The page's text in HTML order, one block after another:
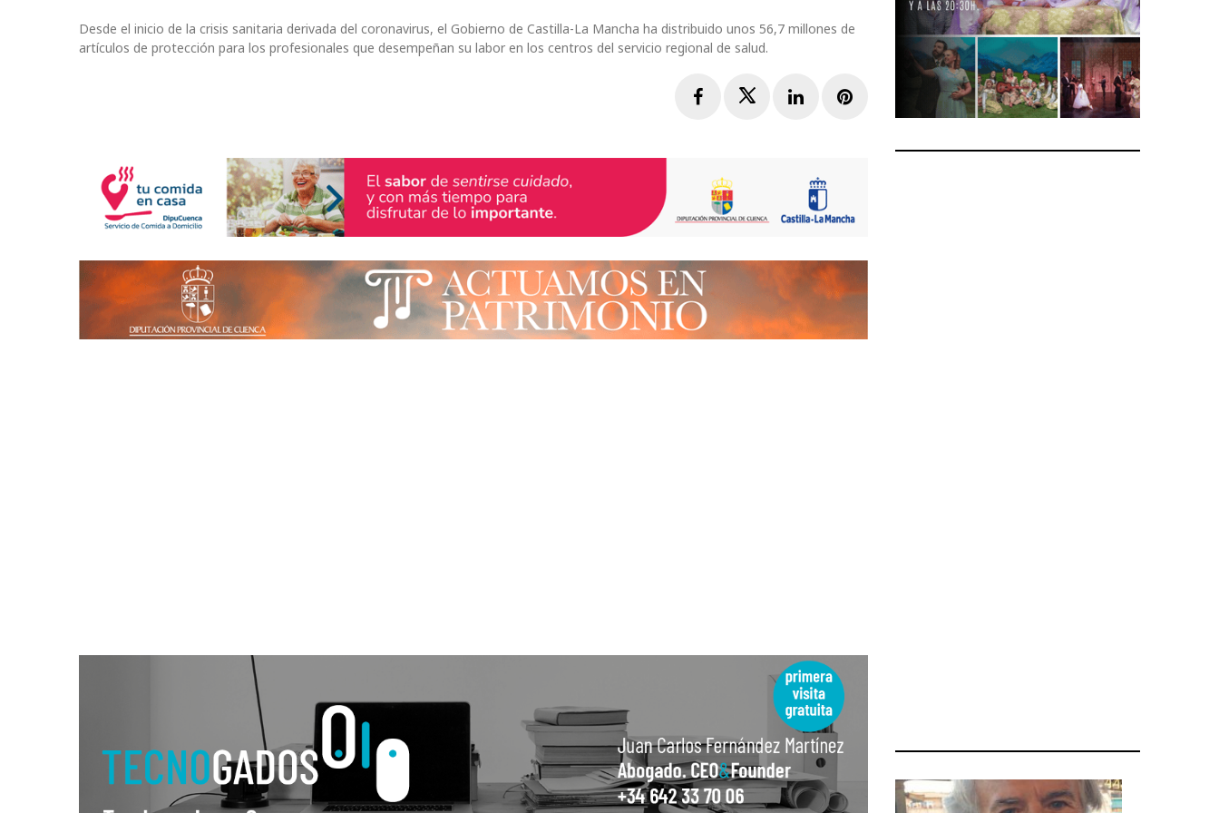
Desde el inicio de la crisis sanitaria derivada del coronavirus, el Gobierno de Castilla-La Mancha ha distribuido unos 56,7 millones de
artículos de protección para los profesionales que desempeñan su labor en los centros del servicio regional de salud.
FacebookTwitterLinkedInPinterest